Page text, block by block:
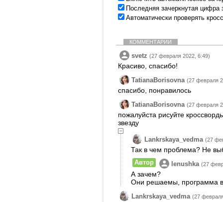
Последняя зачеркнутая цифра
Автоматически проверять
КОММЕНТАРИИ
svetz (27 февраля 2022, 6:49)
Красиво, спасибо!
TatianaBorisovna (27 февраля
спасибо, понравилось
TatianaBorisovna (27 февраля
пожалуйста рисуйте
звезду
Lankrskaya_vedma (27
Так в чем проблема? Не
Автор lenushka (27
А зачем?
Они решаемы, программа
Lankrskaya_vedma (27